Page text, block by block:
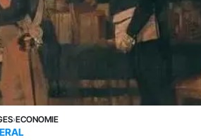
›ECONOMIE